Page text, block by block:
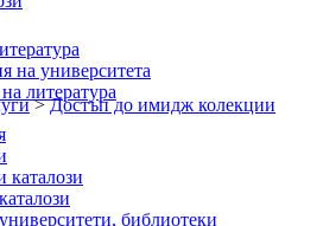
на университета
литература
каталози
библиотеки
>Достъп до имидж колекции